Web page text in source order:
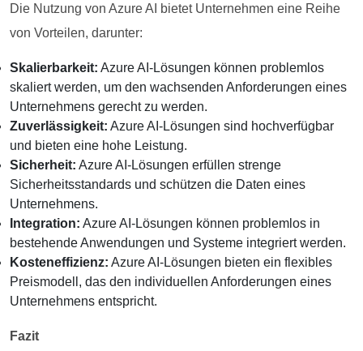
Die Nutzung von Azure AI bietet Unternehmen eine Reihe
von Vorteilen, darunter:
Skalierbarkeit: Azure AI-Lösungen können problemlos
skaliert werden, um den wachsenden Anforderungen eines
Unternehmens gerecht zu werden.
Zuverlässigkeit: Azure AI-Lösungen sind hochverfügbar
und bieten eine hohe Leistung.
Sicherheit: Azure AI-Lösungen erfüllen strenge
Sicherheitsstandards und schützen die Daten eines
Unternehmens.
Integration: Azure AI-Lösungen können problemlos in
bestehende Anwendungen und Systeme integriert werden.
Kosteneffizienz: Azure AI-Lösungen bieten ein flexibles
Preismodell, das den individuellen Anforderungen eines
Unternehmens entspricht.
Fazit